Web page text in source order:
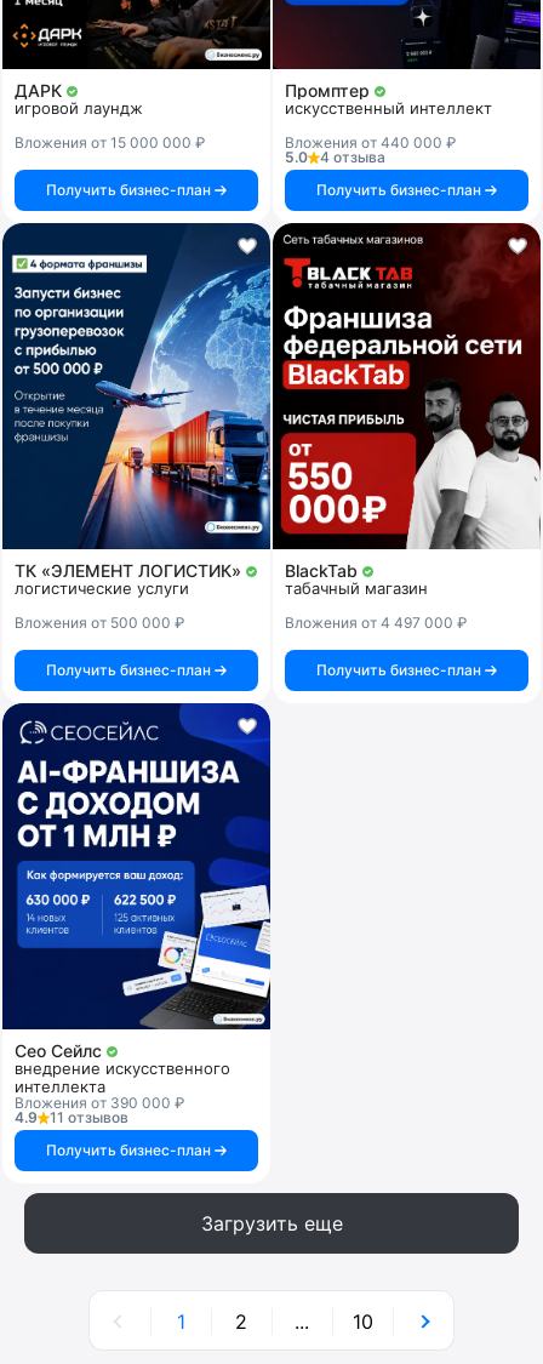
ДАРК
игровой лаундж
Вложения от 15 000 000 ₽
Получить бизнес-план
Промптер
искусственный интеллект
Вложения от 440 000 ₽
5.0
4 отзыва
Получить бизнес-план
ТК «ЭЛЕМЕНТ ЛОГИСТИК»
логистические услуги
Вложения от 500 000 ₽
Получить бизнес-план
BlackTab
табачный магазин
Вложения от 4 497 000 ₽
Получить бизнес-план
Сео Сейлс
внедрение искусственного
интеллекта
Вложения от 390 000 ₽
4.9
11 отзывов
Получить бизнес-план
Загрузить еще
1 2 ... 10